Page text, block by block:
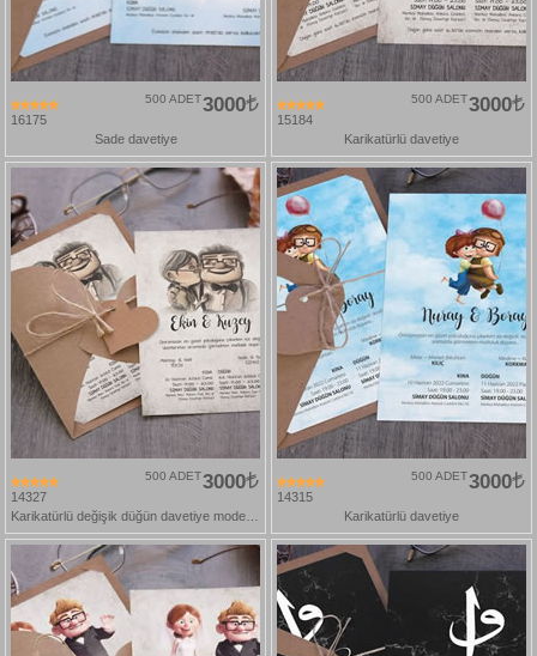
16175
3000
500 ADET
Sade davetiye
15184
3000
500 ADET
Karikatürlü davetiye
14327
3000
500 ADET
14315
3000
500 ADET
Karikatürlü davetiye